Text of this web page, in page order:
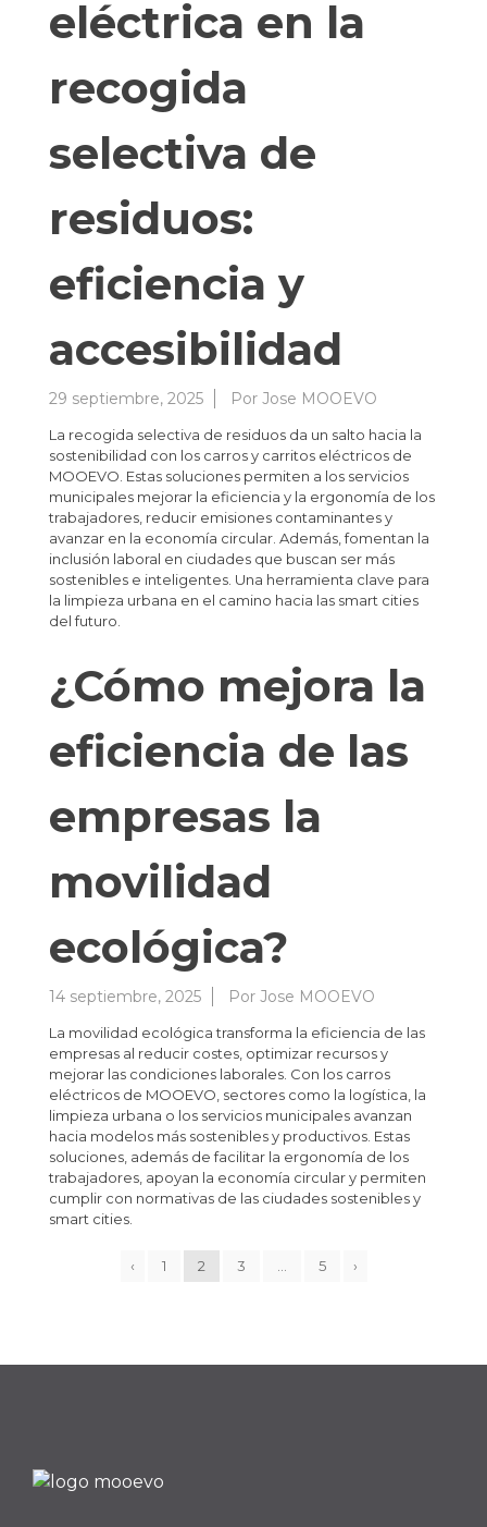
eléctrica en la
recogida
selectiva de
residuos:
eficiencia y
accesibilidad
29 septiembre, 2025 Por Jose MOOEVO
La recogida selectiva de residuos da un salto hacia la
sostenibilidad con los carros y carritos eléctricos de
MOOEVO. Estas soluciones permiten a los servicios
municipales mejorar la eficiencia y la ergonomía de los
trabajadores, reducir emisiones contaminantes y
avanzar en la economía circular. Además, fomentan la
inclusión laboral en ciudades que buscan ser más
sostenibles e inteligentes. Una herramienta clave para
la limpieza urbana en el camino hacia las smart cities
del futuro.
¿Cómo mejora la
eficiencia de las
empresas la
movilidad
ecológica?
14 septiembre, 2025 Por Jose MOOEVO
La movilidad ecológica transforma la eficiencia de las
empresas al reducir costes, optimizar recursos y
mejorar las condiciones laborales. Con los carros
eléctricos de MOOEVO, sectores como la logística, la
limpieza urbana o los servicios municipales avanzan
hacia modelos más sostenibles y productivos. Estas
soluciones, además de facilitar la ergonomía de los
trabajadores, apoyan la economía circular y permiten
cumplir con normativas de las ciudades sostenibles y
smart cities.
‹ 1 2 3 5 ›